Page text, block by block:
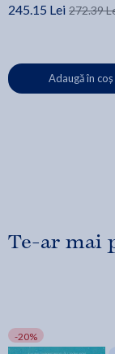
245.15 Lei 272.39
Adaugă în coș
Te-ar mai
-20%